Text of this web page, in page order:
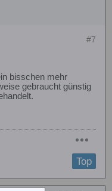
#7
bisschen mehr
gebraucht günstig
Top